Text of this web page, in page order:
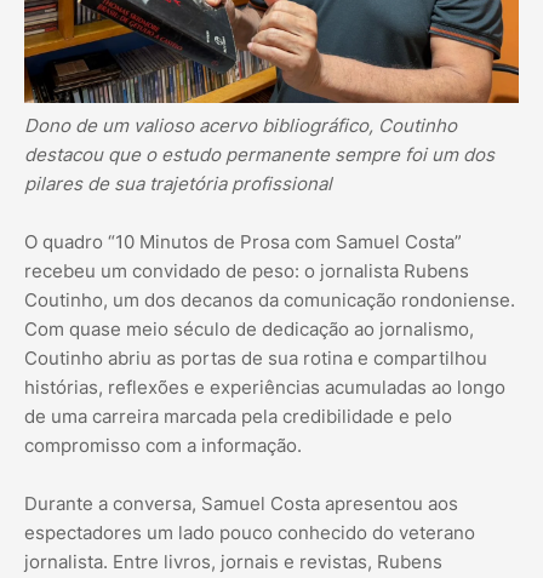
Dono de um valioso acervo bibliográfico, Coutinho
destacou que o estudo permanente sempre foi um dos
pilares de sua trajetória profissional
O quadro “10 Minutos de Prosa com Samuel Costa”
recebeu um convidado de peso: o jornalista Rubens
Coutinho, um dos decanos da comunicação rondoniense.
Com quase meio século de dedicação ao jornalismo,
Coutinho abriu as portas de sua rotina e compartilhou
histórias, reflexões e experiências acumuladas ao longo
de uma carreira marcada pela credibilidade e pelo
compromisso com a informação.
Durante a conversa, Samuel Costa apresentou aos
espectadores um lado pouco conhecido do veterano
jornalista. Entre livros, jornais e revistas, Rubens